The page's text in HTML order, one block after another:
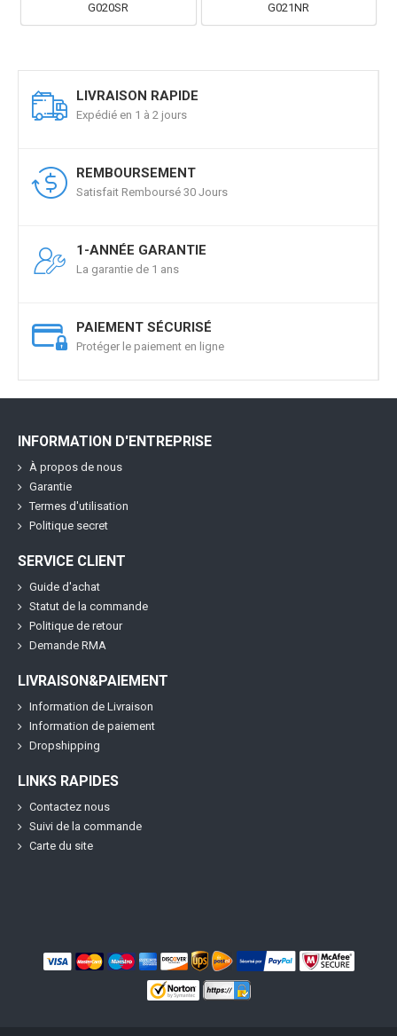
G020SR
G021NR
LIVRAISON RAPIDE
Expédié en 1 à 2 jours
REMBOURSEMENT
Satisfait Remboursé 30 Jours
1-ANNÉE GARANTIE
La garantie de 1 ans
PAIEMENT SÉCURISÉ
Protéger le paiement en ligne
INFORMATION D'ENTREPRISE
À propos de nous
Garantie
Termes d'utilisation
Politique secret
SERVICE CLIENT
Guide d'achat
Statut de la commande
Politique de retour
Demande RMA
LIVRAISON&PAIEMENT
Information de Livraison
Information de paiement
Dropshipping
LINKS RAPIDES
Contactez nous
Suivi de la commande
Carte du site